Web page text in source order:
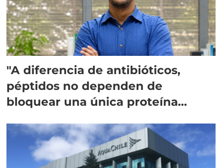
"A diferencia de antibióticos,
péptidos no dependen de
bloquear una única proteína